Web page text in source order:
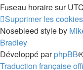
Fuseau horaire sur
Supprimer les cookies
Nosebleed style by
Bradley
Développé parphpBB
Traduction française